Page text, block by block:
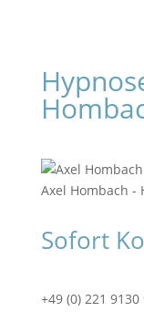
Axel Hombach -
Sofort
+49 (0) 221 9130